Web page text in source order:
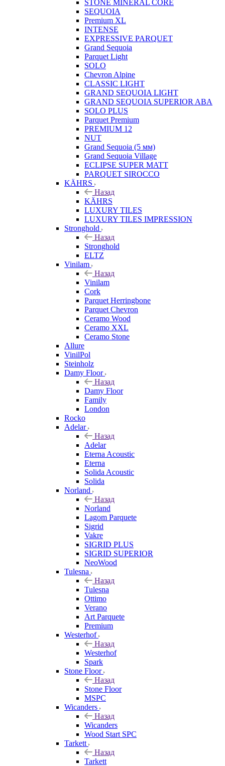
STONE MINERAL CORE
SEQUOIA
Premium XL
INTENSE
EXPRESSIVE PARQUET
Grand Sequoia
Parquet Light
SOLO
Chevron Alpine
CLASSIC LIGHT
GRAND SEQUOIA LIGHT
GRAND SEQUOIA SUPERIOR ABA
SOLO PLUS
Parquet Premium
PREMIUM 12
NUT
Grand Sequoia (5 мм)
Grand Sequoia Village
ECLIPSE SUPER MATT
PARQUET SIROCCO
KÄHRS
Назад
KÄHRS
LUXURY TILES
LUXURY TILES IMPRESSION
Stronghold
Назад
Stronghold
ELTZ
Vinilam
Назад
Vinilam
Cork
Parquet Herringbone
Parquet Chevron
Ceramo Wood
Ceramo XXL
Ceramo Stone
Allure
VinilPol
Steinholz
Damy Floor
Назад
Damy Floor
Family
London
Rocko
Adelar
Назад
Adelar
Eterna Acoustic
Eterna
Solida Acoustic
Solida
Norland
Назад
Norland
Lagom Parquete
Sigrid
Vakre
SIGRID PLUS
SIGRID SUPERIOR
NeoWood
Tulesna
Назад
Tulesna
Ottimo
Verano
Art Parquete
Premium
Westerhof
Назад
Westerhof
Spark
Stone Floor
Назад
Stone Floor
MSPC
Wicanders
Назад
Wicanders
Wood Start SPC
Tarkett
Назад
Tarkett